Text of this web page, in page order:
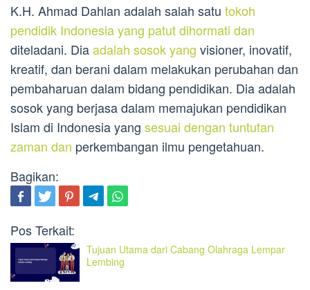
K.H. Ahmad Dahlan adalah salah satu tokoh
pendidik Indonesia yang patut dihormati dan
diteladani. Diaadalah sosok yang visioner, inovatif,
kreatif, dan berani dalam melakukan perubahan dan
pembaharuan dalam bidang pendidikan. Dia adalah
sosok yang berjasa dalam memajukan pendidikan
Islam di Indonesia yang sesuai dengan tuntutan
zaman dan perkembangan ilmu pengetahuan.
Bagikan:
Pos Terkait:
Tujuan Utama dari Cabang Olahraga Lempar
Lembing